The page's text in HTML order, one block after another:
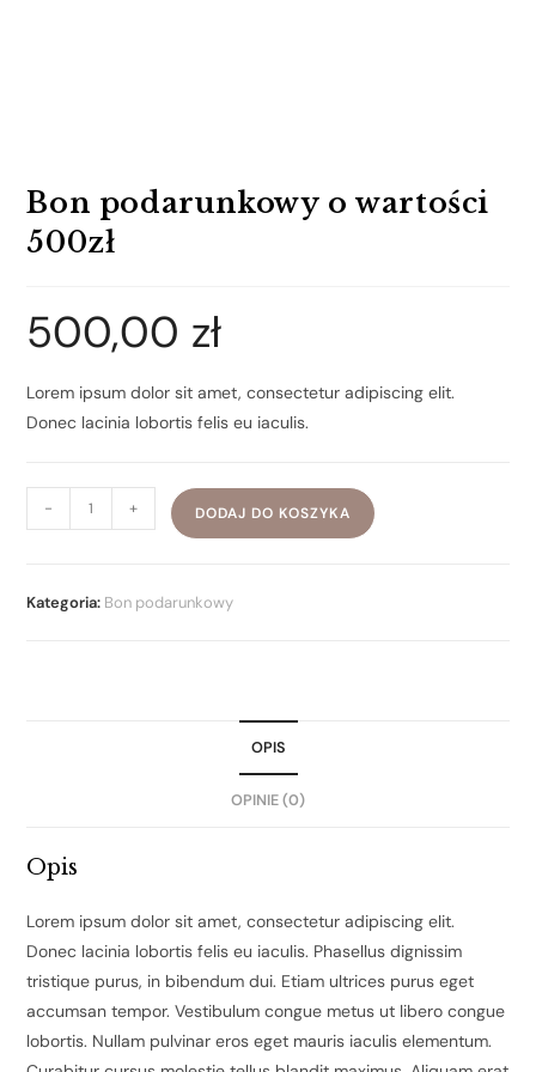
Bon podarunkowy o wartości
500zł
500,00 zł
Lorem ipsum dolor sit amet, consectetur adipiscing elit.
Donec lacinia lobortis felis eu iaculis.
- + DODAJ DO KOSZYKA
Kategoria: Bon podarunkowy
OPIS
OPINIE (0)
Opis
Lorem ipsum dolor sit amet, consectetur adipiscing elit.
Donec lacinia lobortis felis eu iaculis. Phasellus dignissim
tristique purus, in bibendum dui. Etiam ultrices purus eget
accumsan tempor. Vestibulum congue metus ut libero congue
lobortis. Nullam pulvinar eros eget mauris iaculis elementum.